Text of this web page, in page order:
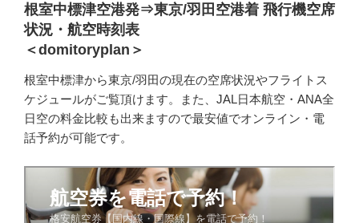
根室中標津空港発⇒東京/羽田空港着 飛行機空席
状況・航空時刻表
＜domitoryplan＞
根室中標津から東京/羽田の現在の空席状況やフライトス
ケジュールがご覧頂けます。また、JAL日本航空・ANA全
日空の料金比較も出来ますので最安値でオンライン・電
話予約が可能です。